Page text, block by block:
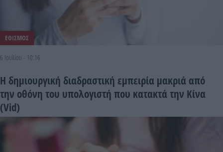
ΕΘΙΣΜΟΣ
6 Ιουλίου - 10:16
Η δημιουργική διαδραστική εμπειρία μακριά από
την οθόνη του υπολογιστή που κατακτά την Κίνα
(Vid)